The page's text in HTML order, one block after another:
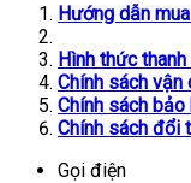
Hướng dẫn
Hình thức thanh
Chính sách vận
Chính sách bảo
Chính sách đổi
Gọi điện